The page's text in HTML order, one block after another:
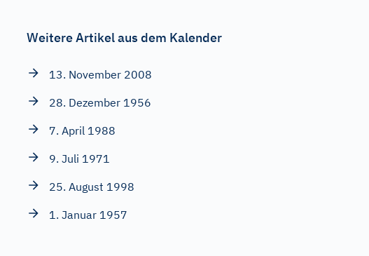
Weitere Artikel aus dem Kalender
13. November 2008
28. Dezember 1956
7. April 1988
9. Juli 1971
25. August 1998
1. Januar 1957